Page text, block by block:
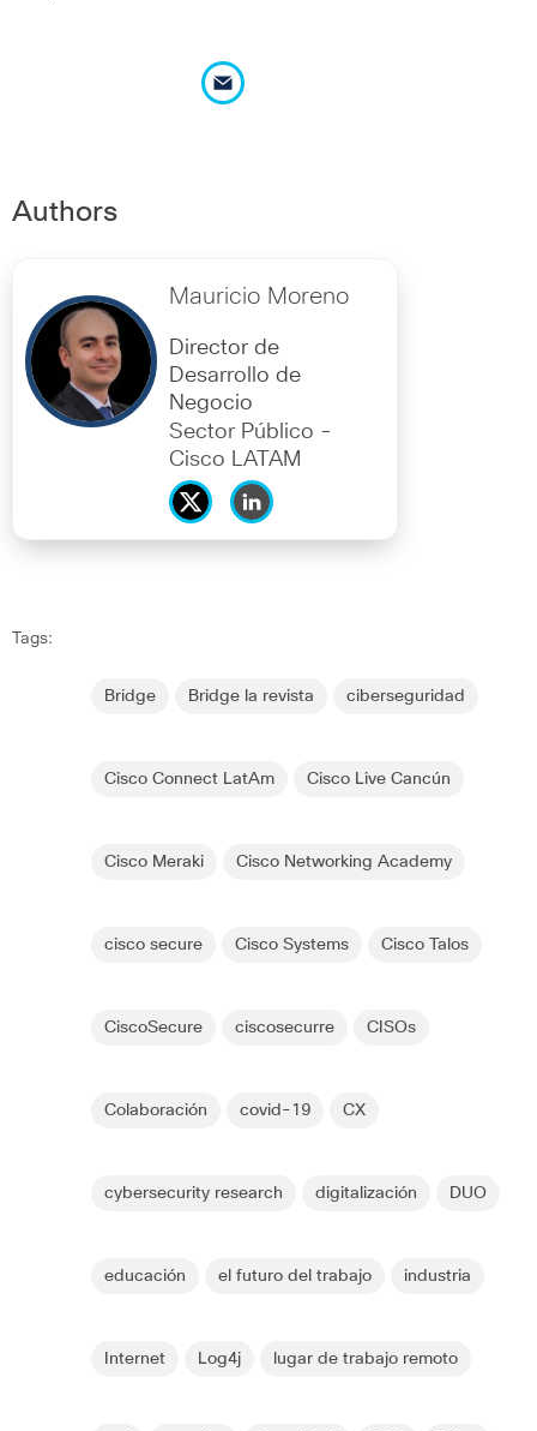
Authors
Mauricio Moreno
Director de
Desarrollo de
Negocio
Sector Público -
Cisco LATAM
Tags:
Bridge Bridge la revista ciberseguridad
Cisco Connect LatAm Cisco Live Cancún
Cisco Meraki Cisco Networking Academy
cisco secure Cisco Systems Cisco Talos
CiscoSecure ciscosecurre CISOs
Colaboración covid-19 CX
cybersecurity research digitalización DUO
educación el futuro del trabajo industria
Internet Log4j lugar de trabajo remoto